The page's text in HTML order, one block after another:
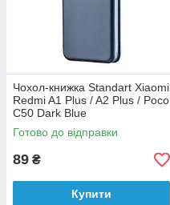
Чохол-книжка Standart Xiaomi
Redmi A1 Plus / A2 Plus / Poco
C50 Dark Blue
Готово до відправки
89 ₴
Купити